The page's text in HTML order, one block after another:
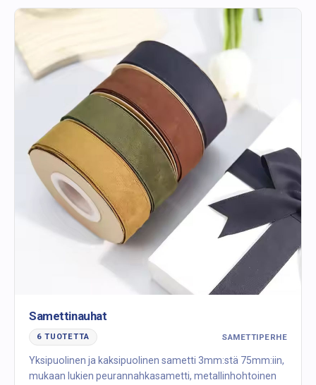
Samettinauhat
6 TUOTETTA SAMETTIPERHE
Yksipuolinen ja kaksipuolinen sametti 3mm:stä 75mm:iin,
mukaan lukien peurannahkasametti, metallinhohtoinen